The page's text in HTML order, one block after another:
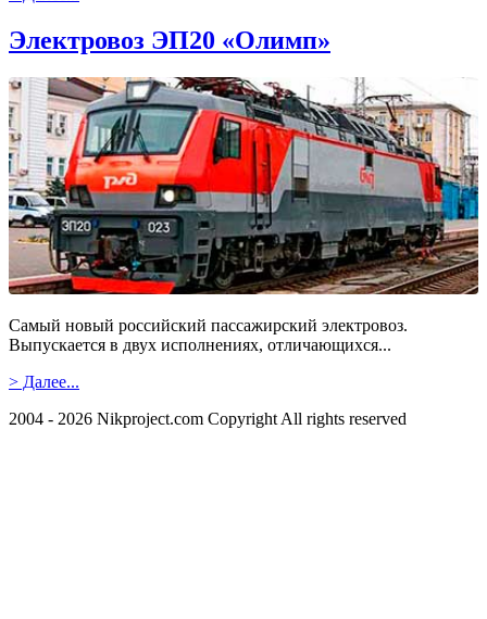
Электровоз ЭП20 «Олимп»
Самый новый российский пассажирский электровоз.
Выпускается в двух исполнениях, отличающихся...
> Далее...
2004 - 2026 Nikproject.com Copyright All rights reserved